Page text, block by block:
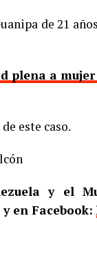
de 21
plena a
este caso.
y el
y en Facebook: